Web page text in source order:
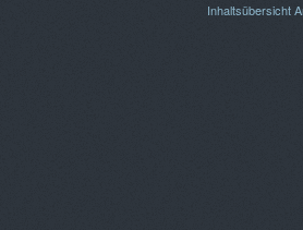
Inhaltsübersicht